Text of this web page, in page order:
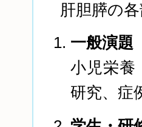
肝胆膵の
一般演題
小児栄養
研究、症